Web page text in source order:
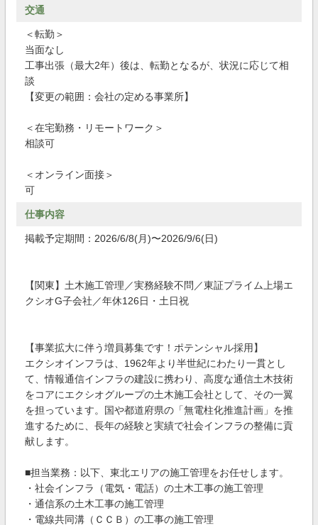
交通
＜転勤＞
当面なし
工事出張（最大2年）後は、転勤となるが、状況に応じて相
談
【変更の範囲：会社の定める事業所】
＜在宅勤務・リモートワーク＞
相談可
＜オンライン面接＞
可
仕事内容
掲載予定期間：2026/6/8(月)〜2026/9/6(日)
【関東】土木施工管理／実務経験不問／東証プライム上場エ
クシオG子会社／年休126日・土日祝
【事業拡大に伴う増員募集です！ポテンシャル採用】
エクシオインフラは、1962年より半世紀にわたり一貫とし
て、情報通信インフラの建設に携わり、高度な通信土木技術
をコアにエクシオグループの土木施工会社として、その一翼
を担っています。国や都道府県の「無電柱化推進計画」を推
進するために、長年の経験と実績で社会インフラの整備に貢
献します。
■担当業務：以下、東北エリアの施工管理をお任せします。
・社会インフラ（電気・電話）の土木工事の施工管理
・通信系の土木工事の施工管理
・電線共同溝（ＣＣＢ）の工事の施工管理